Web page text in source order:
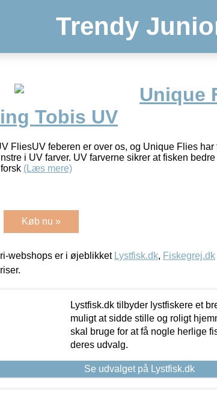
Trendy
Unique
Tobis UV
FliesUV feberen er over os, og Unique Flies
i UV farver. UV farverne sikrer at fisken
(Læs mere)
Køb nu »
webshops er i øjeblikket Lystfisk.dk, Fiskegrej.dk
Lystfisk.dk tilbyder lystfiskere et
muligt at sidde stille og roligt
skal bruge for at få nogle herlige
deres udvalg.
Se udvalget på Lystfisk.dk